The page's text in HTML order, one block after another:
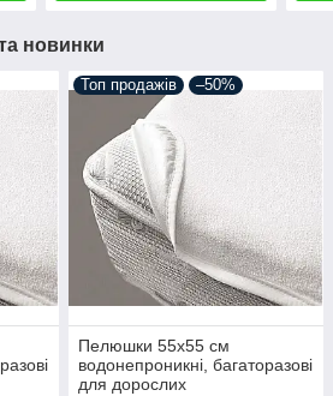
новинки
Топ продажів –50%
Пелюшки 55х55 см
водонепроникні, багаторазові
для дорослих